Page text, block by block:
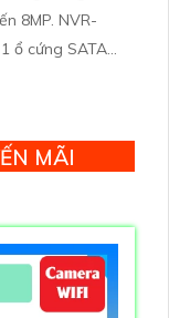
8MP. NVR-
ổ cứng SATA
MÃI